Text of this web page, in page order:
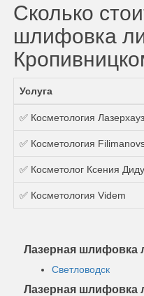
Сколько
шлифовка
Услуга
✅ Косметология Лазерхауз
✅ Косметология
✅ Косметолог Ксения
✅ Косметология Videm
Лазерная шлифовка
Светловодск
Лазерная шлифовка